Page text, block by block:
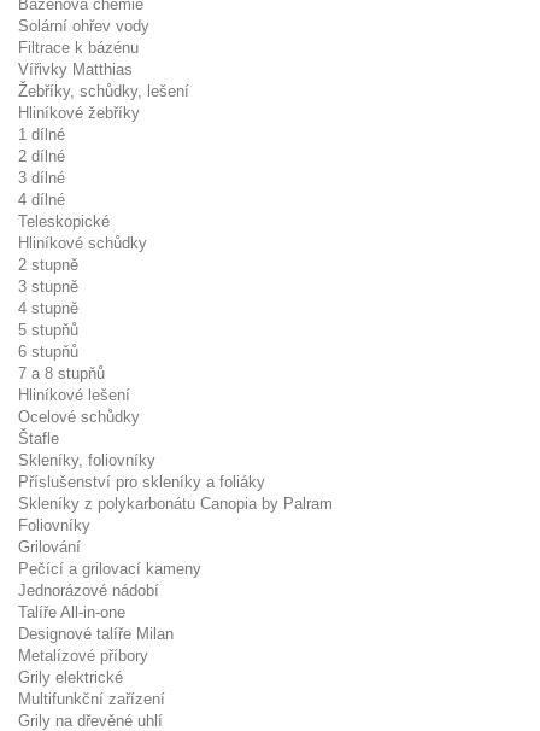
Bazénová chemie
Solární ohřev vody
Filtrace k bázénu
Vířivky Matthias
Žebříky, schůdky, lešení
Hliníkové žebříky
1 dílné
2 dílné
3 dílné
4 dílné
Teleskopické
Hliníkové schůdky
2 stupně
3 stupně
4 stupně
5 stupňů
6 stupňů
7 a 8 stupňů
Hliníkové lešení
Ocelové schůdky
Štafle
Skleníky, foliovníky
Příslušenství pro skleníky a foliáky
Skleníky z polykarbonátu Canopia by Palram
Foliovníky
Grilování
Pečící a grilovací kameny
Jednorázové nádobí
Talíře All-in-one
Designové talíře Milan
Metalízové příbory
Grily elektrické
Multifunkční zařízení
Grily na dřevěné uhlí